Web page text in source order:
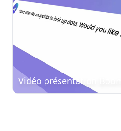
Vidéo présentation Boomi